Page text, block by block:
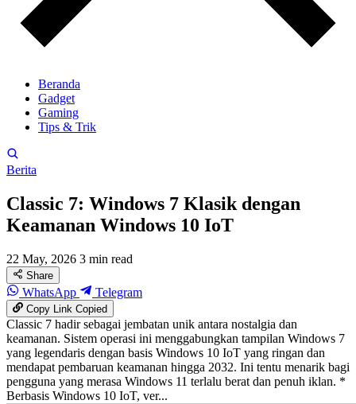
Beranda
Gadget
Gaming
Tips & Trik
Berita
Classic 7: Windows 7 Klasik dengan
Keamanan Windows 10 IoT
22 May, 2026 3 min read
Share
WhatsApp Telegram
Copy LinkCopied
Classic 7 hadir sebagai jembatan unik antara nostalgia dan
keamanan. Sistem operasi ini menggabungkan tampilan Windows 7
yang legendaris dengan basis Windows 10 IoT yang ringan dan
mendapat pembaruan keamanan hingga 2032. Ini tentu menarik bagi
pengguna yang merasa Windows 11 terlalu berat dan penuh iklan. *
Berbasis Windows 10 IoT, ver...